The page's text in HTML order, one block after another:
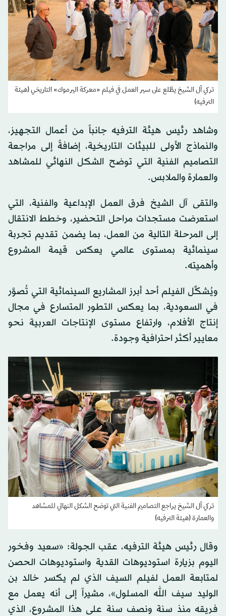
تركي آل الشيخ يطَّلع على سير العمل في فيلم «معركة اليرموك» التاريخي (هيئة
الترفيه)
وشاهد رئيس هيئة الترفيه جانباً من أعمال التجهيز،
والنماذج الأولى للبيئات التاريخية، إضافةً إلى مراجعة
التصاميم الفنية التي توضح الشكل النهائي للمشاهد
والعمارة والملابس.
والتقى آل الشيخ فرق العمل الإبداعية والفنية، التي
استعرضت مستجدات مراحل التحضير، وخطط الانتقال
إلى المرحلة التالية من العمل، بما يضمن تقديم تجربة
سينمائية بمستوى عالمي يعكس قيمة المشروع
وأهميته.
ويُشكِّل الفيلم أحد أبرز المشاريع السينمائية التي تُصوَّر
في السعودية، بما يعكس التطور المتسارع في مجال
إنتاج الأفلام، وارتفاع مستوى الإنتاجات العربية نحو
معايير أكثر احترافية وجودة.
تركي آل الشيخ يراجع التصاميم الفنية التي توضح الشكل النهائي للمشاهد
والعمارة (هيئة الترفيه)
وقال رئيس هيئة الترفيه، عقب الجولة: «سعيد وفخور
اليوم بزيارة استوديوهات القدية واستوديوهات الحصن
لمتابعة العمل لفيلم السيف الذي لم يكسر خالد بن
الوليد سيف الله المسلول»، مشيراً إلى أنه يعمل مع
فريقه منذ سنة ونصف سنة على هذا المشروع، الذي